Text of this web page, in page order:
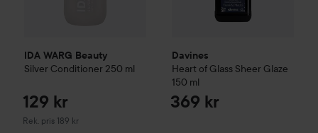
IDA WARG Beauty
Silver Conditioner 250 ml
129 kr
Rek. pris 189 kr
Rekommenderat pris 189 kr
Davines
Heart of Glass Sheer Glaze
150 ml
369 kr